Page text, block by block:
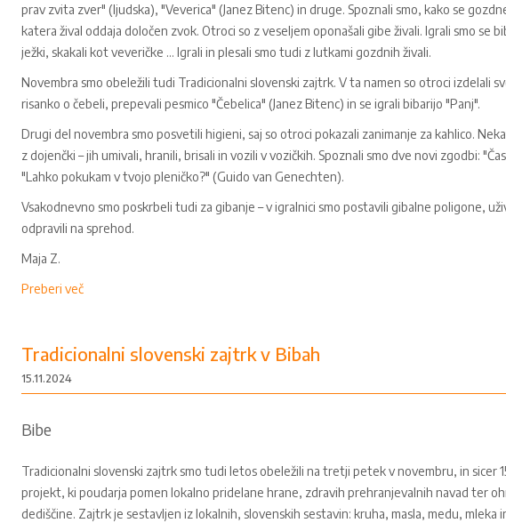
prav zvita zver" (ljudska), "Veverica" (Janez Bitenc) in druge. Spoznali smo, kako se
katera žival oddaja določen zvok. Otroci so z veseljem oponašali gibe živali. Igrali smo se
ježki, skakali kot veveričke ... Igrali in plesali smo tudi z lutkami gozdnih živali.
Novembra smo obeležili tudi Tradicionalni slovenski zajtrk. V ta namen so otroci izdelali
risanko o čebeli, prepevali pesmico "Čebelica" (Janez Bitenc) in se igrali bibarijo "Panj".
Drugi del novembra smo posvetili higieni, saj so otroci pokazali zanimanje za kahlico.
z dojenčki – jih umivali, hranili, brisali in vozili v vozičkih. Spoznali smo dve novi zgodbi:
"Lahko pokukam v tvojo pleničko?" (Guido van Genechten).
Vsakodnevno smo poskrbeli tudi za gibanje – v igralnici smo postavili gibalne poligone,
odpravili na sprehod.
Maja Z.
Preberi več
Tradicionalni slovenski zajtrk v Bibah
15.11.2024
Bibe
Tradicionalni slovenski zajtrk smo tudi letos obeležili na tretji petek v novembru, in sicer
projekt, ki poudarja pomen lokalno pridelane hrane, zdravih prehranjevalnih navad ter
dediščine. Zajtrk je sestavljen iz lokalnih, slovenskih sestavin: kruha, masla, medu, mleka